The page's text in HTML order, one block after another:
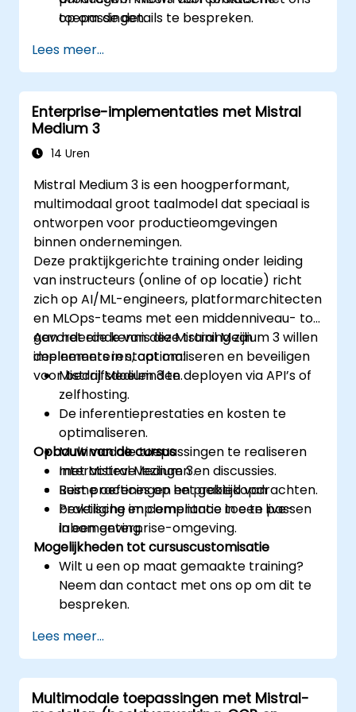
toepassingen.
op om de details te bespreken.
Lees meer...
Enterprise-implementaties met Mistral
Medium 3
14 Uren
Mistral Medium 3 is een hoogperformant,
multimodaal groot taalmodel dat speciaal is
ontworpen voor productieomgevingen
binnen ondernemingen.
Deze praktijkgerichte training onder leiding
van instructeurs (online of op locatie) richt
zich op AI/ML-engineers, platformarchitecten
en MLOps-teams met een middenniveau- tot
gevorderde kennis die Mistral Medium 3 willen
implementeren, optimaliseren en beveiligen
voor bedrijfsdoeleinden.
Aan het einde van deze training zijn
deelnemers in staat om:
Mistral Medium 3 te deployen via API’s of
zelfhosting.
De inferentieprestaties en kosten te
optimaliseren.
Multimodale toepassingen te realiseren
met Mistral Medium 3.
Best practices op het gebied van
beveiliging en compliance toe te passen
in een enterprise-omgeving.
Opbouw van de cursus
Interactieve lezingen en discussies.
Ruime oefeningen en praktijkopdrachten.
Praktische implementatie in een live-
labomgeving.
Mogelijkheden tot cursuscustomisatie
Wilt u een op maat gemaakte training?
Neem dan contact met ons op om dit te
bespreken.
Lees meer...
Multimodale toepassingen met Mistral-